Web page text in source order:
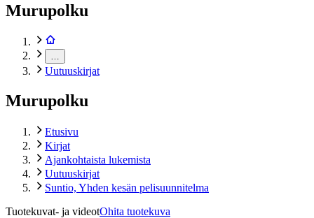
Murupolku
Uutuuskirjat
Murupolku
Etusivu
Kirjat
Ajankohtaista lukemista
Uutuuskirjat
Suntio, Yhden kesän pelisuunnitelma
Tuotekuvat- ja videotOhita tuotekuva